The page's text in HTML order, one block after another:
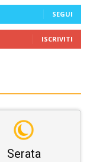
SEGUI
ISCRIVITI
Serata